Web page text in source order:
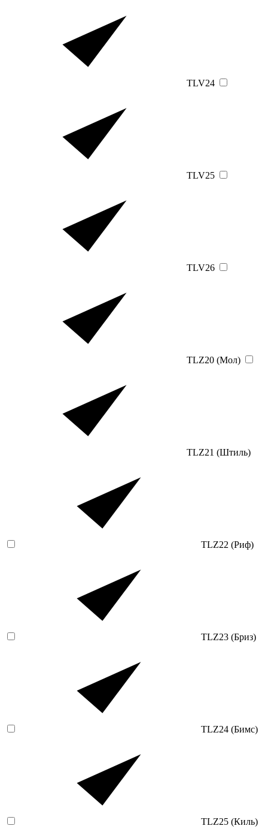
TLV24
TLV25
TLV26
TLZ20 (Мол)
TLZ21 (Штиль)
TLZ22 (Риф)
TLZ23 (Бриз)
TLZ24 (Бимс)
TLZ25 (Киль)